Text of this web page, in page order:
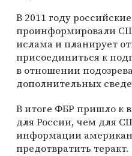
В 2011 году
проинформировали
ислама и планирует
присоединиться к
в отношении
дополнительных
В итоге ФБР пришло к
для России, чем для
информации
предотвратить теракт.